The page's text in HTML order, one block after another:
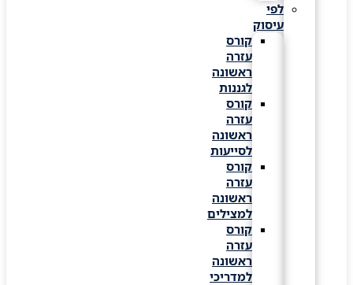
לפי
עיסוק
קורס
עזרה
ראשונה
לגננות
קורס
עזרה
ראשונה
לסייעות
קורס
עזרה
ראשונה
למצילים
קורס
עזרה
ראשונה
למדריכי